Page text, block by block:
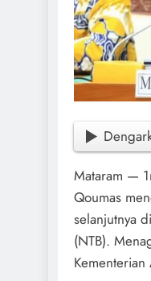
Mataram —
Qoumas
selanjutnya
(NTB).